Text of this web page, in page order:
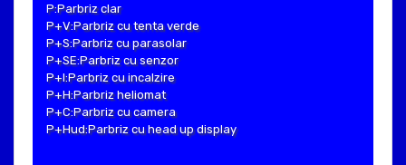
P:Parbriz clar
P+V:Parbriz cu tenta verde
P+S:Parbriz cu parasolar
P+SE:Parbriz cu senzor
P+I:Parbriz cu incalzire
P+H:Parbriz heliomat
P+C:Parbriz cu camera
P+Hud:Parbriz cu head up display